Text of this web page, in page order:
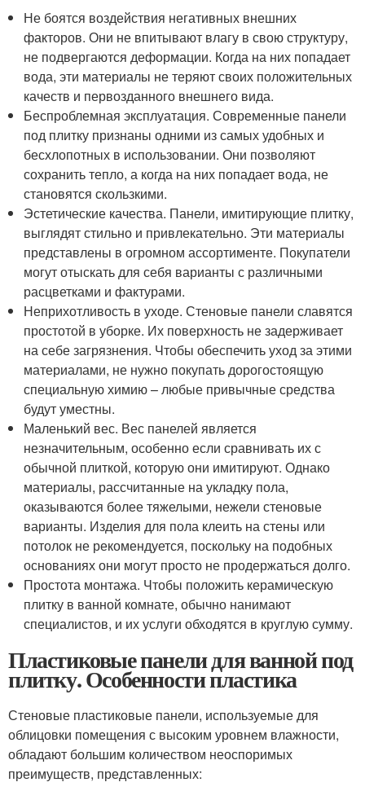
Не боятся воздействия негативных внешних
факторов. Они не впитывают влагу в свою структуру,
не подвергаются деформации. Когда на них попадает
вода, эти материалы не теряют своих положительных
качеств и первозданного внешнего вида.
Беспроблемная эксплуатация. Современные панели
под плитку признаны одними из самых удобных и
бесхлопотных в использовании. Они позволяют
сохранить тепло, а когда на них попадает вода, не
становятся скользкими.
Эстетические качества. Панели, имитирующие плитку,
выглядят стильно и привлекательно. Эти материалы
представлены в огромном ассортименте. Покупатели
могут отыскать для себя варианты с различными
расцветками и фактурами.
Неприхотливость в уходе. Стеновые панели славятся
простотой в уборке. Их поверхность не задерживает
на себе загрязнения. Чтобы обеспечить уход за этими
материалами, не нужно покупать дорогостоящую
специальную химию – любые привычные средства
будут уместны.
Маленький вес. Вес панелей является
незначительным, особенно если сравнивать их с
обычной плиткой, которую они имитируют. Однако
материалы, рассчитанные на укладку пола,
оказываются более тяжелыми, нежели стеновые
варианты. Изделия для пола клеить на стены или
потолок не рекомендуется, поскольку на подобных
основаниях они могут просто не продержаться долго.
Простота монтажа. Чтобы положить керамическую
плитку в ванной комнате, обычно нанимают
специалистов, и их услуги обходятся в круглую сумму.
Пластиковые панели для ванной под
плитку. Особенности пластика
Стеновые пластиковые панели, используемые для
облицовки помещения с высоким уровнем влажности,
обладают большим количеством неоспоримых
преимуществ, представленных: